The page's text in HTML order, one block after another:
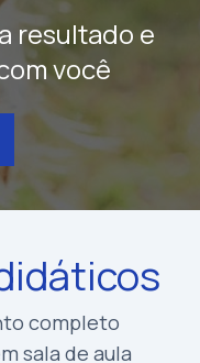
resultado e
você
completo
sala de aula